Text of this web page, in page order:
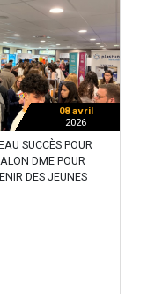
08 avril
2026
SUCCÈS POUR
DME POUR
DES JEUNES